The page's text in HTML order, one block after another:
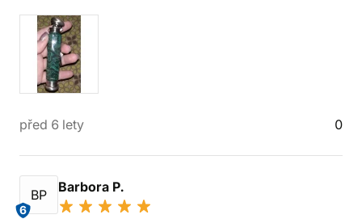
před 6 lety 0
BP
6
Barbora P.